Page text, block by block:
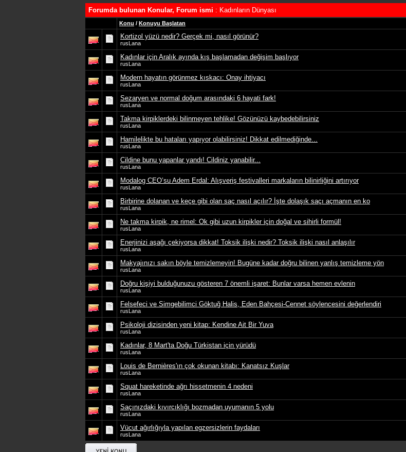
Forumda bulunan Konular, Forum ismi : Kadınların Dünyası
Konu / Konuyu Başlatan
Kortizol yüzü nedir? Gerçek mi, nasıl görünür?
rusLana
Kadınlar için Aralık ayında kış başlamadan değişim başlıyor
rusLana
Modern hayatın görünmez kıskacı: Onay ihtiyacı
rusLana
Sezaryen ve normal doğum arasındaki 6 hayati fark!
rusLana
Takma kirpiklerdeki bilinmeyen tehlike! Gözünüzü kaybedebilirsiniz
rusLana
Hamilelikte bu hataları yapıyor olabilirsiniz! Dikkat edilmediğinde...
rusLana
Cildine bunu yapanlar yandı! Cildiniz yanabilir...
rusLana
Modalog CEO’su Adem Erdal: Alışveriş festivalleri markaların bilinirliğini artırıyor
rusLana
Birbirine dolanan ve keçe gibi olan saç nasıl açılır? İşte dolaşık saçı açmanın en ko
rusLana
Ne takma kirpik, ne rimel: Ok gibi uzun kirpikler için doğal ve sihirli formül!
rusLana
Enerjinizi aşağı çekiyorsa dikkat! Toksik ilişki nedir? Toksik ilişki nasıl anlaşılır
rusLana
Makyajınızı sakın böyle temizlemeyin! Bugüne kadar doğru bilinen yanlış temizleme yön
rusLana
Doğru kişiyi bulduğunuzu gösteren 7 önemli işaret: Bunlar varsa hemen evlenin
rusLana
Felsefeci ve Simgebilimci Göktuğ Halis, Eden Bahçesi-Cennet söylencesini değerlendiri
rusLana
Psikoloji dizisinden yeni kitap: Kendine Ait Bir Yuva
rusLana
Kadınlar, 8 Mart'ta Doğu Türkistan için yürüdü
rusLana
Louis de Bernières'ın çok okunan kitabı: Kanatsız Kuşlar
rusLana
Squat hareketinde ağrı hissetmenin 4 nedeni
rusLana
Saçınızdaki kıvırcıklığı bozmadan uyumanın 5 yolu
rusLana
Vücut ağırlığıyla yapılan egzersizlerin faydaları
rusLana